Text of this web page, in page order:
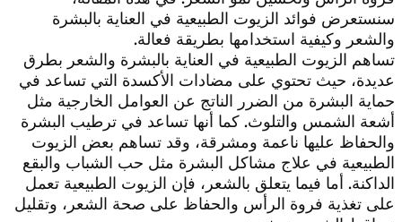
سنستعرض فوائد الزيوت الطبيعية في العناية بالبشرة
والشعر وكيفية استخدامها بطريقة فعالة.
تساهم الزيوت الطبيعية في العناية بالبشرة والشعر بطرق
عديدة، حيث تحتوي على مضادات الأكسدة التي تساعد في
حماية البشرة من الضرر الناتج عن العوامل الخارجية مثل
أشعة الشمس والتلوث. كما أنها تساعد في ترطيب البشرة
والحفاظ عليها ناعمة ومشرقة، وقد تساهم بعض الزيوت
الطبيعية في علاج مشاكل البشرة مثل حب الشباب والبقع
الداكنة. أما فيما يتعلق بالشعر، فإن الزيوت الطبيعية تعمل
على تغذية فروة الرأس والحفاظ على صحة الشعر، وتقليل